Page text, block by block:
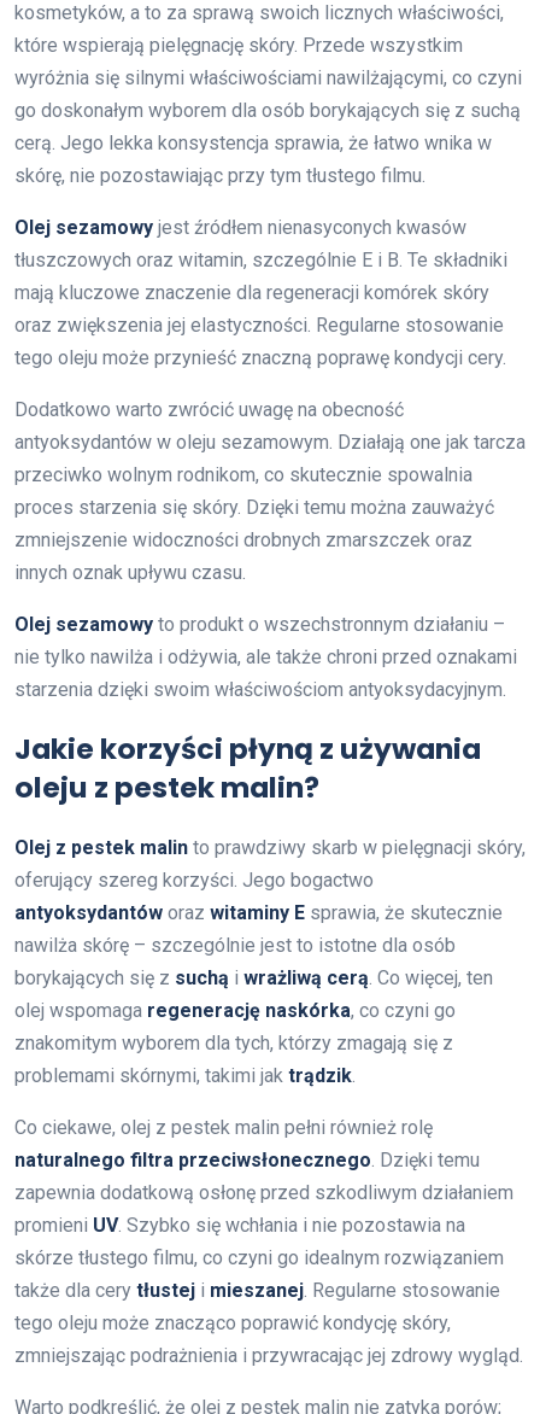
kosmetyków, a to za sprawą swoich licznych właściwości,
które wspierają pielęgnację skóry. Przede wszystkim
wyróżnia się silnymi właściwościami nawilżającymi, co czyni
go doskonałym wyborem dla osób borykających się z suchą
cerą. Jego lekka konsystencja sprawia, że łatwo wnika w
skórę, nie pozostawiając przy tym tłustego filmu.
Olej sezamowy jest źródłem nienasyconych kwasów
tłuszczowych oraz witamin, szczególnie E i B. Te składniki
mają kluczowe znaczenie dla regeneracji komórek skóry
oraz zwiększenia jej elastyczności. Regularne stosowanie
tego oleju może przynieść znaczną poprawę kondycji cery.
Dodatkowo warto zwrócić uwagę na obecność
antyoksydantów w oleju sezamowym. Działają one jak tarcza
przeciwko wolnym rodnikom, co skutecznie spowalnia
proces starzenia się skóry. Dzięki temu można zauważyć
zmniejszenie widoczności drobnych zmarszczek oraz
innych oznak upływu czasu.
Olej sezamowy to produkt o wszechstronnym działaniu –
nie tylko nawilża i odżywia, ale także chroni przed oznakami
starzenia dzięki swoim właściwościom antyoksydacyjnym.
Jakie korzyści płyną z używania
oleju z pestek malin?
Olej z pestek malin to prawdziwy skarb w pielęgnacji skóry,
oferujący szereg korzyści. Jego bogactwo
antyoksydantów oraz witaminy E sprawia, że skutecznie
nawilża skórę – szczególnie jest to istotne dla osób
borykających się z suchą i wrażliwą cerą. Co więcej, ten
olej wspomaga regenerację naskórka, co czyni go
znakomitym wyborem dla tych, którzy zmagają się z
problemami skórnymi, takimi jak trądzik.
Co ciekawe, olej z pestek malin pełni również rolę
naturalnego filtra przeciwsłonecznego. Dzięki temu
zapewnia dodatkową osłonę przed szkodliwym działaniem
promieni UV. Szybko się wchłania i nie pozostawia na
skórze tłustego filmu, co czyni go idealnym rozwiązaniem
także dla cery tłustej i mieszanej. Regularne stosowanie
tego oleju może znacząco poprawić kondycję skóry,
zmniejszając podrażnienia i przywracając jej zdrowy wygląd.
Warto podkreślić, że olej z pestek malin nie zatyka porów;